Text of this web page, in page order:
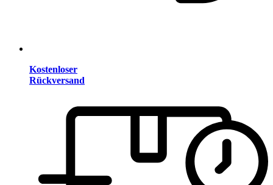
Kostenloser
Rückversand